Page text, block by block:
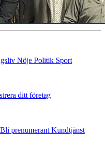
Nöje Politik Sport
ditt företag
Bli prenumerant Kundtjänst